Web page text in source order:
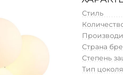
Стиль
Страна
Степень
Тип цоколя